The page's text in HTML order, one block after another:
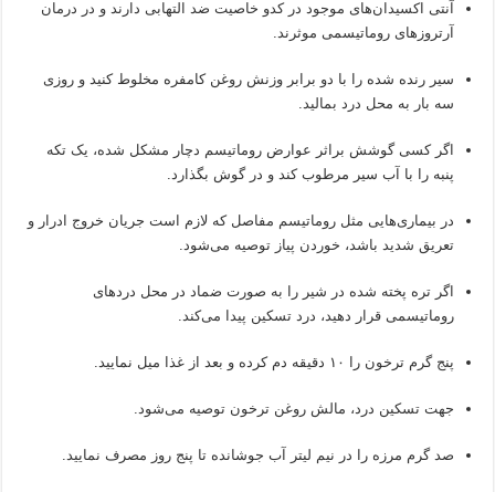
آنتی اکسیدان‌های موجود در کدو خاصیت ضد التهابی دارند و در درمان
آرتروزهای روماتیسمی موثرند.
سیر رنده شده را با دو برابر وزنش روغن کامفره مخلوط کنید و روزی
سه بار به محل درد بمالید.
اگر کسی گوشش براثر عوارض روماتیسم دچار مشکل شده، یک تکه
پنبه را با آب سیر مرطوب کند و در گوش بگذارد.
در بیماری‌هایی مثل روماتیسم مفاصل که لازم است جریان خروج ادرار و
تعریق شدید باشد، خوردن پیاز توصیه می‌شود.
اگر تره پخته شده در شیر را به صورت ضماد در محل دردهای
روماتیسمی قرار دهید، درد تسکین پیدا می‌کند.
پنج گرم ترخون را ۱۰ دقیقه دم کرده و بعد از غذا میل نمایید.
جهت تسکین درد، مالش روغن ترخون توصیه می‌شود.
صد گرم مرزه را در نیم لیتر آب جوشانده تا پنج روز مصرف نمایید.